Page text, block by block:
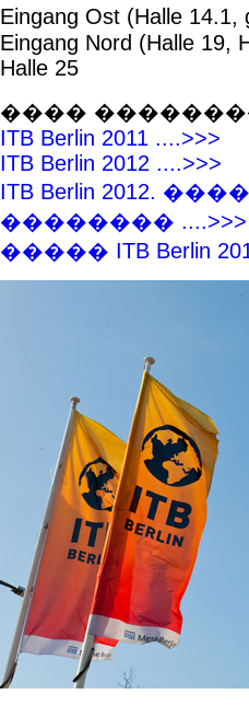
Eingang Ost (Halle
Eingang Nord (Halle 19,
Halle 25
����
ITB Berlin 2011 ....>>>
ITB Berlin 2012 ....>>>
ITB Berlin 2012.
�������� ....>>>
����� ITB Berlin